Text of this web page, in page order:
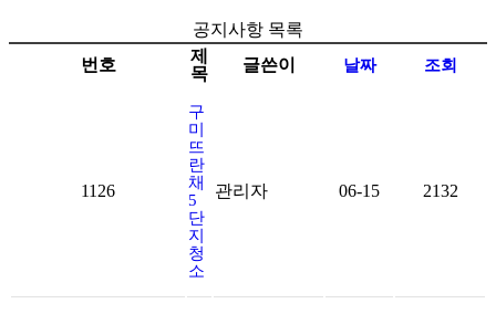
공지사항 목록
번호
제
목
글쓴이 날짜 조회
1126
구
미
뜨
란
채
5
단
지
청
소
관리자 06-15 2132